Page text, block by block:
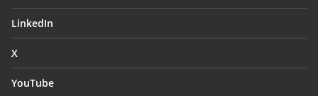
LinkedIn
X
YouTube